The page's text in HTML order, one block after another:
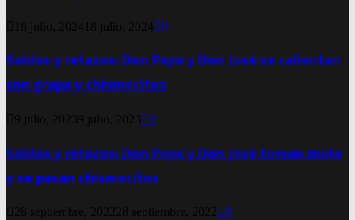
18 julio, 2024 18 julio, 2024 0
Saldos y retazos: Don Pepe y Don José se calientan
con grapa y chismecitos
9 julio, 20239 julio, 2023 0
Saldos y retazos: Don Pepe y Don José toman mate
y se pasan chismecitos
28 septiembre, 202228 septiembre, 2022 0